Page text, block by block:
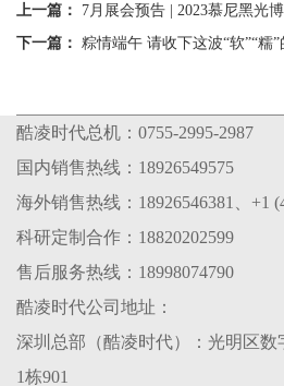
上一篇：
7月展会预告 | 2023慕尼黑光
下一篇： 粽情端午 请收下这波“软”“糯”
酷凌时代总机：0755-2995-2987
国内销售热线：18926549575
海外销售热线：18926546381、+1
科研定制合作：18820202599
售后服务热线：18998074790
酷凌时代公司地址：
深圳总部（酷凌时代）：光明区数
1栋901